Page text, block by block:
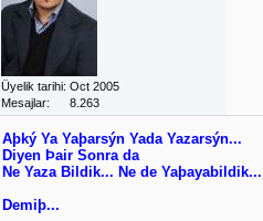
Üyelik tarihi Oct 2005
Mesajlar
8.263
Aþký Ya Yaþarsýn Yada Yazarsýn...
Diyen Þair Sonra da
Ne Yaza Bildik... Ne de Yaþayabildik...
Demiþ...